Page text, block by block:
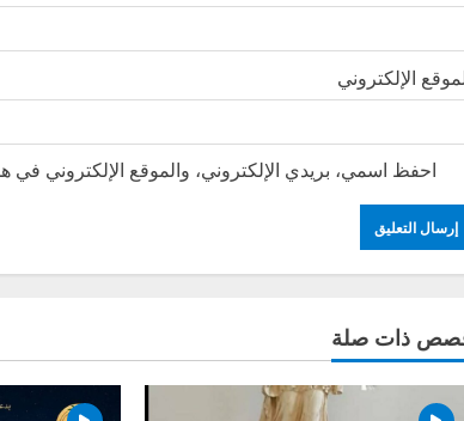
الإلكتروني
احفظ اسمي، بريدي الإلكتروني، والموقع الإلكتروني في
ذات صلة